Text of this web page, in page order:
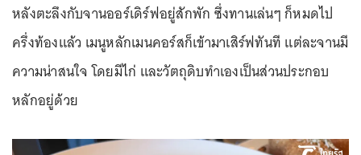
หลังตะลึงกับจานออร์เดิร์ฟอยู่สักพัก ซึ่งทานเล่นๆ ก็หมดไป
ครึ่งท้องแล้ว เมนูหลักเมนคอร์สก็เข้ามาเสิร์ฟทันที แต่ละจานมี
ความน่าสนใจ โดยมีไก่ และวัตถุดิบทำเองเป็นส่วนประกอบ
หลักอยู่ด้วย